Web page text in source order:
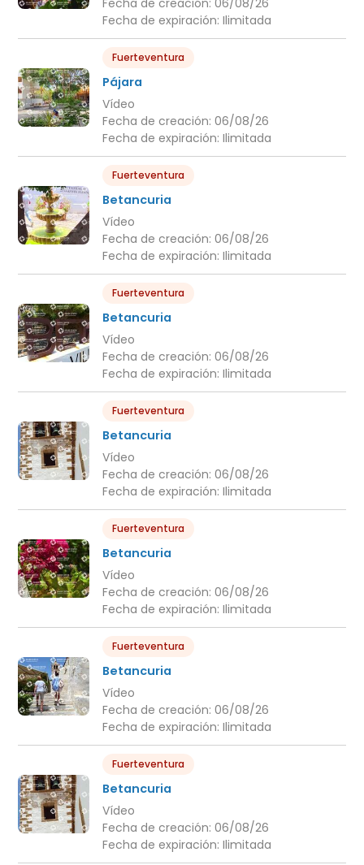
Fecha de creación: 06/08/26
Fecha de expiración: Ilimitada
Fuerteventura
Pájara
Vídeo
Fecha de creación: 06/08/26
Fecha de expiración: Ilimitada
Fuerteventura
Betancuria
Vídeo
Fecha de creación: 06/08/26
Fecha de expiración: Ilimitada
Fuerteventura
Betancuria
Vídeo
Fecha de creación: 06/08/26
Fecha de expiración: Ilimitada
Fuerteventura
Betancuria
Vídeo
Fecha de creación: 06/08/26
Fecha de expiración: Ilimitada
Fuerteventura
Betancuria
Vídeo
Fecha de creación: 06/08/26
Fecha de expiración: Ilimitada
Fuerteventura
Betancuria
Vídeo
Fecha de creación: 06/08/26
Fecha de expiración: Ilimitada
Fuerteventura
Betancuria
Vídeo
Fecha de creación: 06/08/26
Fecha de expiración: Ilimitada